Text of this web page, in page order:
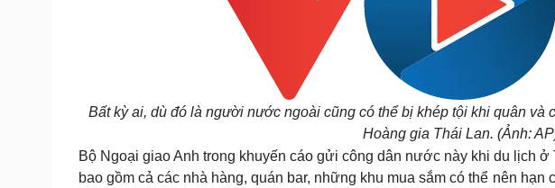
Bất kỳ ai, dù đó là người nước ngoài cũng có thể bị khép tội khi quân và
Hoàng gia Thái Lan. (Ảnh:
Bộ Ngoại giao Anh trong khuyến cáo gửi công dân nước này khi du lịch
bao gồm cả các nhà hàng, quán bar, những khu mua sắm có thể nên